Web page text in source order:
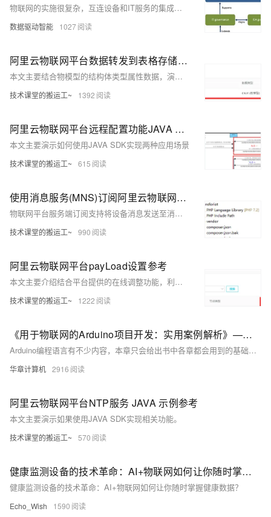
物联网的实施很复杂，互连设备和IT服务的集成在网络、通信、数据量、实时数据分析和安全性方面构成了重大挑战。
数据驱动智能 1027
阿里云物联网平台数据转发到表格存储(Table Store)示例参考
本文主要结合物模型的结构体类型属性数据，演示payLoad的设置及规则引擎的配置。
技术课堂的搬运工~ 1392
阿里云物联网平台远程配置功能JAVA 示例参考
本文主要演示如何使用JAVA SDK实现两种应用场景
技术课堂的搬运工~ 615
使用消息服务(MNS)订阅阿里云物联网平台设备消息PHP示例参考
物联网平台服务端订阅支持将设备消息发送至消息服务(MNS)，云端应用通过监听MNS队列，获取设备消息。本文主要演示使用最新版MNS PHP SDK消费订阅到MNS Queue中的消息。
技术课堂的搬运工~ 990
阿里云物联网平台payLoad设置参考
本文主要介绍结合平台提供的在线调整功能，利用日志服务功能来定义payload，避免无谓的修改测试。
技术课堂的搬运工~ 1222
《用于物联网的Arduino项目开发：实用案例解析》—— 1.4 Arduino编程语言参考
Arduino编程语言有不少内容，本章只会给出书中各章都会用到的基础内容，见表1-1。 表1-1 语言参考 代码结构 说 明 int 整数数值，比如123 float 带小数点的数值，比如1.
华章计算机 2916
阿里云物联网平台NTP服务 JAVA 示例参考
本文主要演示如果使用JAVA SDK实现相关功能。
技术课堂的搬运工~ 570
健康监测设备的技术革命：AI+物联网如何让你随时掌握健康数据？
健康监测设备的技术革命：AI+物联网如何让你随时掌握健康数据？
Echo_Wish 1590